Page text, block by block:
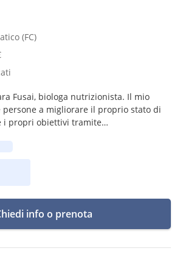
(FC)
Fusai, biologa nutrizionista. Il mio
a migliorare il proprio stato di
i propri obiettivi tramite
info o prenota